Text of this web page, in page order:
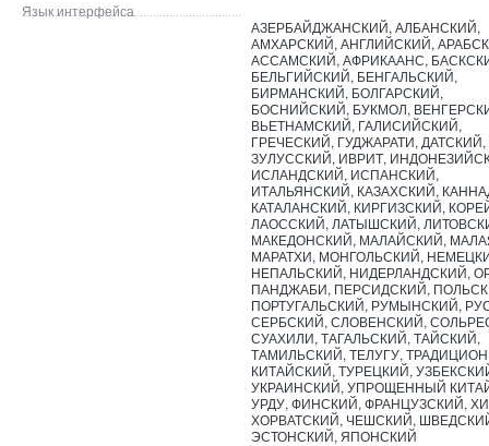
Язык интерфейса
АЗЕРБАЙДЖАНСКИЙ, АЛБАНСКИЙ,
АМХАРСКИЙ, АНГЛИЙСКИЙ,
АССАМСКИЙ, АФРИКААНС,
БЕЛЬГИЙСКИЙ, БЕНГАЛЬСКИЙ,
БИРМАНСКИЙ, БОЛГАРСКИЙ,
БОСНИЙСКИЙ, БУКМОЛ,
ВЬЕТНАМСКИЙ, ГАЛИСИЙСКИЙ,
ГРЕЧЕСКИЙ, ГУДЖАРАТИ, ДАТСКИЙ,
ЗУЛУССКИЙ, ИВРИТ,
ИСЛАНДСКИЙ, ИСПАНСКИЙ,
ИТАЛЬЯНСКИЙ, КАЗАХСКИЙ,
КАТАЛАНСКИЙ, КИРГИЗСКИЙ,
ЛАОССКИЙ, ЛАТЫШСКИЙ,
МАКЕДОНСКИЙ, МАЛАЙСКИЙ,
МАРАТХИ, МОНГОЛЬСКИЙ,
НЕПАЛЬСКИЙ, НИДЕРЛАНДСКИЙ,
ПАНДЖАБИ, ПЕРСИДСКИЙ,
ПОРТУГАЛЬСКИЙ, РУМЫНСКИЙ,
СЕРБСКИЙ, СЛОВЕНСКИЙ,
СУАХИЛИ, ТАГАЛЬСКИЙ, ТАЙСКИЙ,
ТАМИЛЬСКИЙ, ТЕЛУГУ,
КИТАЙСКИЙ, ТУРЕЦКИЙ,
УКРАИНСКИЙ, УПРОЩЕННЫЙ
УРДУ, ФИНСКИЙ, ФРАНЦУЗСКИЙ,
ХОРВАТСКИЙ, ЧЕШСКИЙ,
ЭСТОНСКИЙ, ЯПОНСКИЙ